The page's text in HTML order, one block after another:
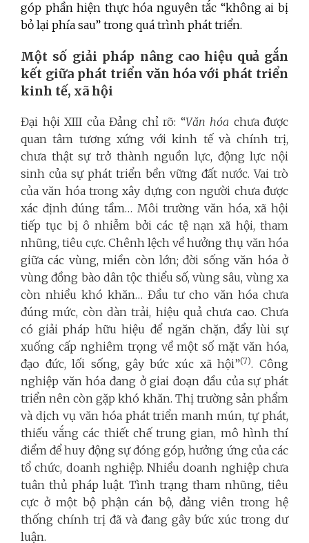
góp phần hiện thực hóa nguyên tắc “không ai bị
bỏ lại phía sau” trong quá trình phát triển.
Một số giải pháp nâng cao hiệu quả gắn
kết giữa phát triển văn hóa với phát triển
kinh tế, xã hội
Đại hội XIII của Đảng chỉ rõ: “Văn hóa chưa được
quan tâm tương xứng với kinh tế và chính trị,
chưa thật sự trở thành nguồn lực, động lực nội
sinh của sự phát triển bền vững đất nước. Vai trò
của văn hóa trong xây dựng con người chưa được
xác định đúng tầm… Môi trường văn hóa, xã hội
tiếp tục bị ô nhiễm bởi các tệ nạn xã hội, tham
nhũng, tiêu cực. Chênh lệch về hưởng thụ văn hóa
giữa các vùng, miền còn lớn; đời sống văn hóa ở
vùng đồng bào dân tộc thiểu số, vùng sâu, vùng xa
còn nhiều khó khăn… Đầu tư cho văn hóa chưa
đúng mức, còn dàn trải, hiệu quả chưa cao. Chưa
có giải pháp hữu hiệu để ngăn chặn, đẩy lùi sự
xuống cấp nghiêm trọng về một số mặt văn hóa,
đạo đức, lối sống, gây bức xúc xã hội”(7). Công
nghiệp văn hóa đang ở giai đoạn đầu của sự phát
triển nên còn gặp khó khăn. Thị trường sản phẩm
và dịch vụ văn hóa phát triển manh mún, tự phát,
thiếu vắng các thiết chế trung gian, mô hình thí
điểm để huy động sự đóng góp, hưởng ứng của các
tổ chức, doanh nghiệp. Nhiều doanh nghiệp chưa
tuân thủ pháp luật. Tình trạng tham nhũng, tiêu
cực ở một bộ phận cán bộ, đảng viên trong hệ
thống chính trị đã và đang gây bức xúc trong dư
luận.